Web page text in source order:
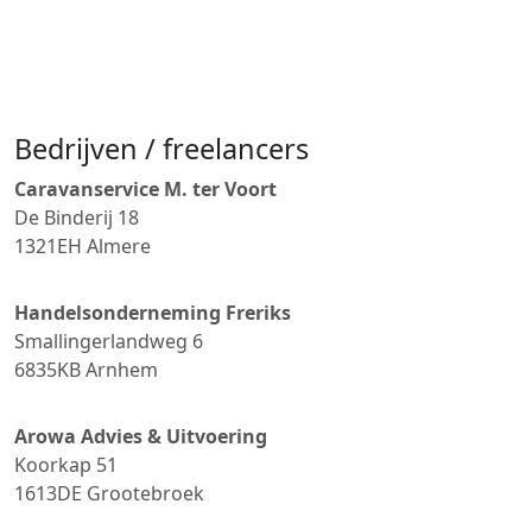
Bedrijven / freelancers
Caravanservice M. ter Voort
De Binderij 18
1321EH Almere
Handelsonderneming Freriks
Smallingerlandweg 6
6835KBArnhem
Arowa Advies & Uitvoering
Koorkap 51
1613DE Grootebroek